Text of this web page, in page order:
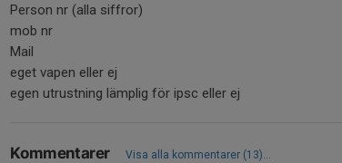
Person nr (alla siffror)
mob nr
Mail
eget vapen eller ej
egen utrustning lämplig för ipsc eller ej
Kommentarer Visa alla kommentarer (13)...